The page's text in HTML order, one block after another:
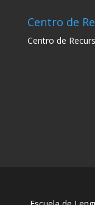
Centro de
Centro de